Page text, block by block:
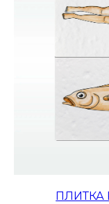
ПЛИТКА